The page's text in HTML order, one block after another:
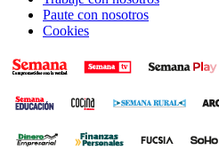
Paute con nosotros
Cookies